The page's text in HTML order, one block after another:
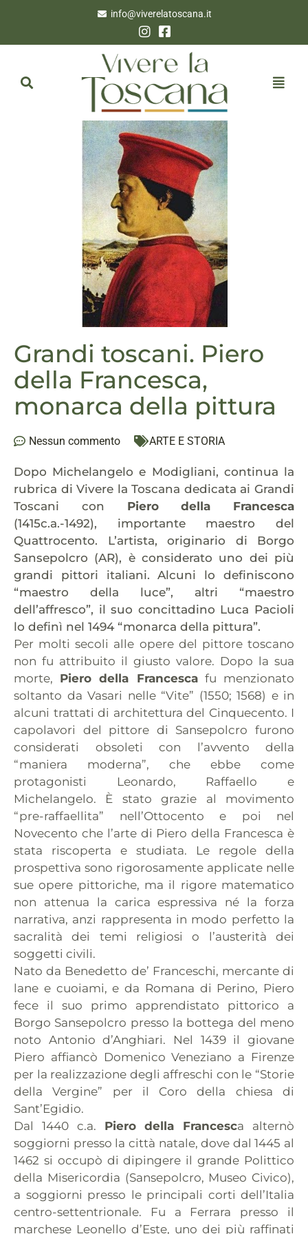
info@viverelatoscana.it
Grandi toscani. Piero
della Francesca,
monarca della pittura
Nessun commento ARTE E STORIA
Dopo Michelangelo e Modigliani, continua la
rubrica di Vivere la Toscana dedicata ai Grandi
Toscani con Piero della Francesca
(1415c.a.-1492), importante maestro del
Quattrocento. L’artista, originario di Borgo
Sansepolcro (AR), è considerato uno dei più
grandi pittori italiani. Alcuni lo definiscono
“maestro della luce”, altri “maestro
dell’affresco”, il suo concittadino Luca Pacioli
lo definì nel 1494 “monarca della pittura”.
Per molti secoli alle opere del pittore toscano
non fu attribuito il giusto valore. Dopo la sua
morte, Piero della Francescafu menzionato
soltanto da Vasari nelle “Vite” (1550; 1568) e in
alcuni trattati di architettura del Cinquecento. I
capolavori del pittore di Sansepolcro furono
considerati obsoleti con l’avvento della
“maniera moderna”, che ebbe come
protagonisti Leonardo, Raffaello e
Michelangelo. È stato grazie al movimento
“pre-raffaellita” nell’Ottocento e poi nel
Novecento che l’arte di Piero della Francesca è
stata riscoperta e studiata. Le regole della
prospettiva sono rigorosamente applicate nelle
sue opere pittoriche, ma il rigore matematico
non attenua la carica espressiva né la forza
narrativa, anzi rappresenta in modo perfetto la
sacralità dei temi religiosi o l’austerità dei
soggetti civili.
Nato da Benedetto de’ Franceschi, mercante di
lane e cuoiami, e da Romana di Perino, Piero
fece il suo primo apprendistato pittorico a
Borgo Sansepolcro presso la bottega del meno
noto Antonio d’Anghiari. Nel 1439 il giovane
Piero affiancò Domenico Veneziano a Firenze
per la realizzazione degli affreschi con le “Storie
della Vergine” per il Coro della chiesa di
Sant’Egidio.
Dal 1440 c.a. Piero della Francesca alternò
soggiorni presso la città natale, dove dal 1445 al
1462 si occupò di dipingere il grande Polittico
della Misericordia (Sansepolcro, Museo Civico),
a soggiorni presso le principali corti dell’Italia
centro-settentrionale. Fu a Ferrara presso il
marchese Leonello d’Este, uno dei più raffinati